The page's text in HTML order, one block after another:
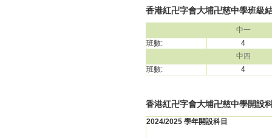
香港紅卍字會大埔卍慈中學班級
中一
班數:
4
中四
班數:
4
香港紅卍字會大埔卍慈中學開設
2024/2025 學年開設科目